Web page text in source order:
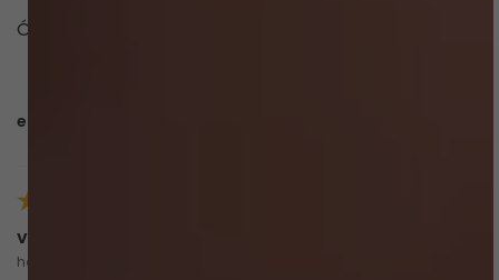
Ótimo material, chegou rápido e é lindo!
esta avaliação foi útil?
venus
há 10 meses